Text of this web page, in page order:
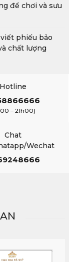
để chơi và sưu
phiếu bảo
chất lượng
Hotline
– 21h00)
Chat
Wechat